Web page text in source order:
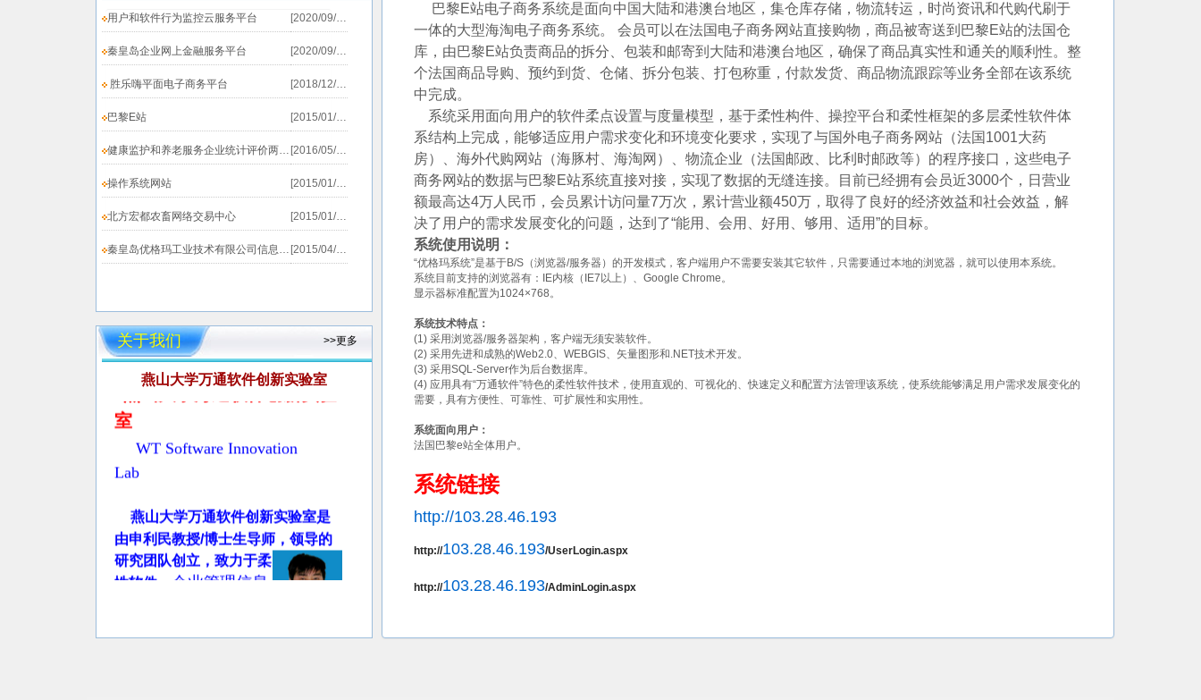
用户和软件行为监控云服务平台 [2020/09/19]
秦皇岛企业网上金融服务平台 [2020/09/19]
胜乐嗨平面电子商务平台 [2018/12/20]
巴黎E站 [2015/01/25]
健康监护和养老服务企业统计评价两个系统上线测试... [2016/05/31]
操作系统网站 [2015/01/25]
北方宏都农畜网络交易中心 [2015/01/25]
秦皇岛优格玛工业技术有限公司信息发布系统 [2015/04/02]
关于我们 >>更多
燕山大学万通软件创新实验室
燕山大学万通软件创新实验
室
WT Software Innovation
Lab
燕山大学万通软件创新实验室是
由申利民教授/博士生导师，领导的
研究团队创立，致力于柔
性软件
企业管理信息
息安全、协同计算及机会网络等方
巴黎E站电子商务系统是面向中国大陆和港澳台地区，集仓库存储，物流转运，时尚资讯和代购代刷于
一体的大型海淘电子商务系统。 会员可以在法国电子商务网站直接购物，商品被寄送到巴黎E站的法国仓
库，由巴黎E站负责商品的拆分、包装和邮寄到大陆和港澳台地区，确保了商品真实性和通关的顺利性。整
个法国商品导购、预约到货、仓储、拆分包装、打包称重，付款发货、商品物流跟踪等业务全部在该系统
中完成。
系统采用面向用户的软件柔点设置与度量模型，基于柔性构件、操控平台和柔性框架的多层柔性软件体
系结构上完成，能够适应用户需求变化和环境变化要求，实现了与国外电子商务网站（法国1001大药
房）、海外代购网站（海豚村、海淘网）、物流企业（法国邮政、比利时邮政等）的程序接口，这些电子
商务网站的数据与巴黎E站系统直接对接，实现了数据的无缝连接。目前已经拥有会员近3000个，日营业
额最高达4万人民币，会员累计访问量7万次，累计营业额450万，取得了良好的经济效益和社会效益，解
决了用户的需求发展变化的问题，达到了“能用、会用、好用、够用、适用”的目标。
系统使用说明：
“优格玛系统”是基于B/S（浏览器/服务器）的开发模式，客户端用户不需要安装其它软件，只需要通过本地的浏览器，就可以使用本系统。
系统目前支持的浏览器有：IE内核（IE7以上）、Google Chrome。
显示器标准配置为1024×768。
系统技术特点：
(1) 采用浏览器/服务器架构，客户端无须安装软件。
(2) 采用先进和成熟的Web2.0、WEBGIS、矢量图形和.NET技术开发。
(3) 采用SQL-Server作为后台数据库。
(4) 应用具有“万通软件”特色的柔性软件技术，使用直观的、可视化的、快速定义和配置方法管理该系统，使系统能够满足用户需求发展变化的
需要，具有方便性、可靠性、可扩展性和实用性。
系统面向用户：
法国巴黎e站全体用户。
系统链接
http://103.28.46.193
http://103.28.46.193/UserLogin.aspx
http://103.28.46.193/AdminLogin.aspx